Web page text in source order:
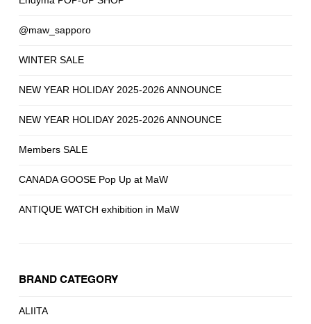
@maw_sapporo
WINTER SALE
NEW YEAR HOLIDAY 2025-2026 ANNOUNCE
NEW YEAR HOLIDAY 2025-2026 ANNOUNCE
Members SALE
CANADA GOOSE Pop Up at MaW
ANTIQUE WATCH exhibition in MaW
BRAND CATEGORY
ALIITA